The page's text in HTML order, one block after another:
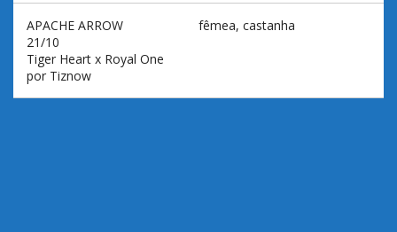
APACHE ARROW
fêmea, castanha
21/10
Tiger Heart x Royal One
por Tiznow